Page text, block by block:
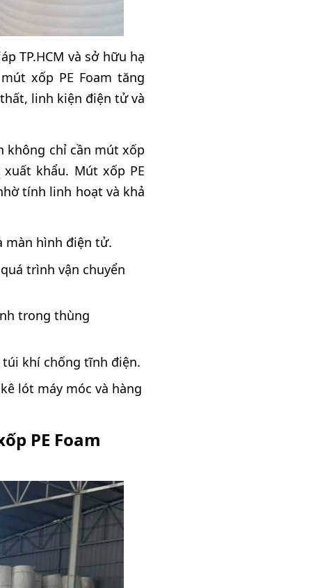
TP.HCM và sở hữu hạ
xốp PE Foam tăng
linh kiện điện tử và
không chỉ cần mút xốp
khẩu. Mút xốp PE
tính linh hoạt và khả
màn hình điện tử.
trình vận chuyển
trong thùng
túi khí chống tĩnh điện.
lót máy móc và hàng
PE Foam